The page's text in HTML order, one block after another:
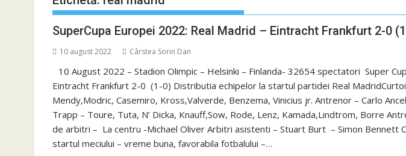
SuperCupa Europei 2022: Real Madrid – Eintracht Frankfurt 2-0
10 august 2022 Cârstea Sorin Dan
10 August 2022 – Stadion Olimpic – Helsinki – Finlanda- 32654 spectatori Super
Eintracht Frankfurt 2-0 (1-0) Distributia echipelor la startul partidei Real
Mendy,Modric, Casemiro, Kross,Valverde, Benzema, Vinicius jr. Antrenor – Carlo
Trapp – Toure, Tuta, N’ Dicka, Knauff,Sow, Rode, Lenz, Kamada,Lindtrom, Borre
de arbitri – La centru -Michael Oliver Arbitri asistenti – Stuart Burt – Simon Bennett
startul meciului – vreme buna, favorabila fotbalului –…